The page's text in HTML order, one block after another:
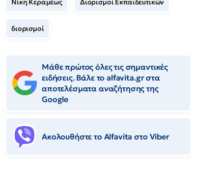
Νίκη Κεραμέως Διορισμοί Εκπαιδευτικών
διορισμοί
Μάθε πρώτος όλες τις σημαντικές
ειδήσεις. Βάλε το alfavita.gr στα
αποτελέσματα αναζήτησης της
Google
Ακολουθήστε το Αlfavita στο Viber